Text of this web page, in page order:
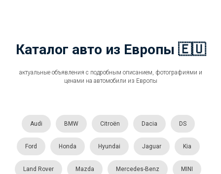
Каталог авто из Европы 🇪🇺
актуальные объявления с подробным описанием, фотографиями и
ценами на автомобили из Европы
Audi BMW Citroën Dacia DS
Ford Honda Hyundai Jaguar Kia
Land Rover Mazda Mercedes-Benz MINI